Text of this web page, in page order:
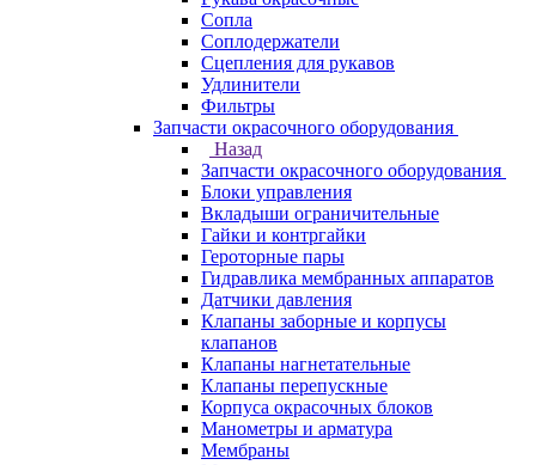
Сопла
Соплодержатели
Сцепления для рукавов
Удлинители
Фильтры
Запчасти окрасочного оборудования
Назад
Запчасти окрасочного оборудования
Блоки управления
Вкладыши ограничительные
Гайки и контргайки
Героторные пары
Гидравлика мембранных аппаратов
Датчики давления
Клапаны заборные и корпусы
клапанов
Клапаны нагнетательные
Клапаны перепускные
Корпуса окрасочных блоков
Манометры и арматура
Мембраны